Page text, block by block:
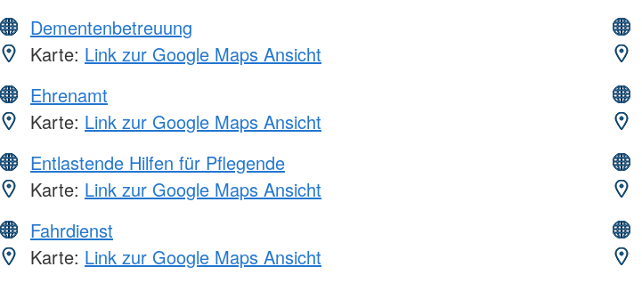
Dementenbetreuung
Karte: Link zur Google Maps Ansicht
Ehrenamt
Karte: Link zur Google Maps Ansicht
Entlastende Hilfen für Pflegende
Karte: Link zur Google Maps Ansicht
Fahrdienst
Karte: Link zur Google Maps Ansicht